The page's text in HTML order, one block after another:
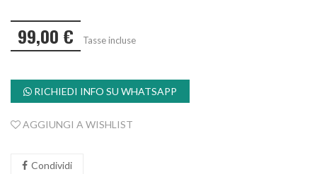
99,00 € Tasse incluse
RICHIEDI INFO SU WHATSAPP
AGGIUNGI A WISHLIST
Condividi